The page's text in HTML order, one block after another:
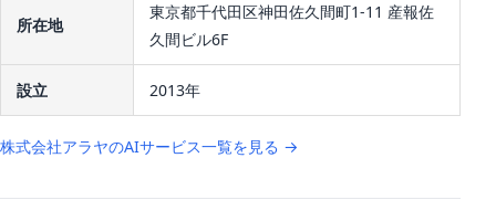
所在地
東京都千代田区神田佐久間町1-11 産報佐
久間ビル6F
設立 2013年
株式会社アラヤのAIサービス一覧を見る →